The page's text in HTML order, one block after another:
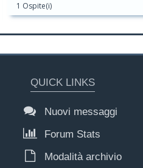
1 Ospite(i)
QUICK LINKS
Nuovi messaggi
Forum Stats
Modalità archivio